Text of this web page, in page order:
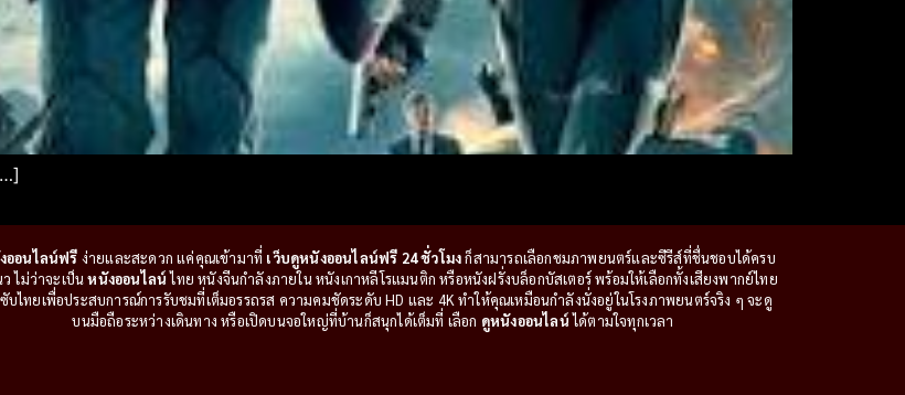
ออนไลน์ฟรี ง่ายและสะดวก แค่คุณเข้ามาที่ เว็บดูหนังออนไลน์ฟรี 24 ชั่วโมงก็สามารถเลือกชมภาพยนตร์และซีรีส์ที่ชื่นชอบได้ครบ
ไม่ว่าจะเป็นหนังออนไลน์ไทย หนังจีนกำลังภายใน หนังเกาหลีโรแมนติก หรือหนังฝรั่งบล็อกบัสเตอร์ พร้อมให้เลือกทั้งเสียงพากย์ไทย
บไทยเพื่อประสบการณ์การรับชมที่เต็มอรรถรส ความคมชัดระดับ HD และ 4K ทำให้คุณเหมือนกำลังนั่งอยู่ในโรงภาพยนตร์จริง ๆ จะดู
บนมือถือระหว่างเดินทาง หรือเปิดบนจอใหญ่ที่บ้านก็สนุกได้เต็มที่ เลือก ดูหนังออนไลน์ได้ตามใจทุกเวลา